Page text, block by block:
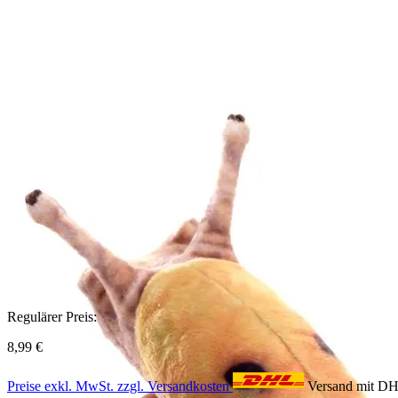
Regulärer Preis:
8,99 €
Preise exkl. MwSt. zzgl. Versandkosten Versand mit